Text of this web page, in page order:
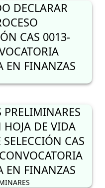
DECLARAR
CAS 0013-
EN FINANZAS
PRELIMINARES
HOJA DE VIDA
SELECCIÓN CAS
EN FINANZAS